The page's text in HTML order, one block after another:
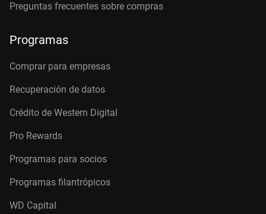
Preguntas frecuentes sobre compras
Programas
Comprar para empresas
Recuperación de datos
Crédito de Western Digital
Pro Rewards
Programas para socios
Programas filantrópicos
WD Capital